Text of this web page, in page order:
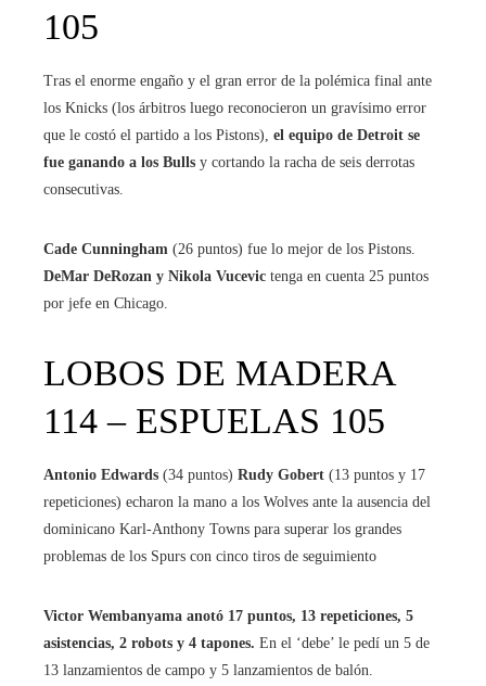
105
Tras el enorme engaño y el gran error de la polémica final ante
los Knicks (los árbitros luego reconocieron un gravísimo error
que le costó el partido a los Pistons), el equipo de Detroit se
fue ganando a los Bulls y cortando la racha de seis derrotas
consecutivas.
Cade Cunningham (26 puntos) fue lo mejor de los Pistons.
DeMar DeRozan y Nikola Vucevic tenga en cuenta 25 puntos
por jefe en Chicago.
LOBOS DE MADERA
114 – ESPUELAS 105
Antonio Edwards (34 puntos) Rudy Gobert (13 puntos y 17
repeticiones) echaron la mano a los Wolves ante la ausencia del
dominicano Karl-Anthony Towns para superar los grandes
problemas de los Spurs con cinco tiros de seguimiento
Victor Wembanyama anotó 17 puntos, 13 repeticiones, 5
asistencias, 2 robots y 4 tapones. En el ‘debe’ le pedí un 5 de
13 lanzamientos de campo y 5 lanzamientos de balón.